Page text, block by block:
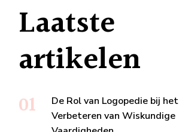
Laatste
artikelen
De Rol van Logopedie bij het
Verbeteren van Wiskundige